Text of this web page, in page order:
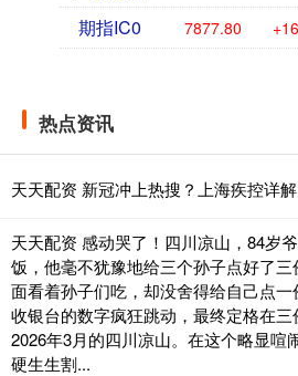
期指IC0 7877.80
热点资讯
天天配资 新冠冲上热搜？上海疾控详
天天配资 感动哭了！四川凉山，84岁
饭，他毫不犹豫地给三个孙子点好了
面看着孙子们吃，却没舍得给自己点
收银台的数字疯狂跳动，最终定格在
2026年3月的四川凉山。在这个略显喧
硬生生割...